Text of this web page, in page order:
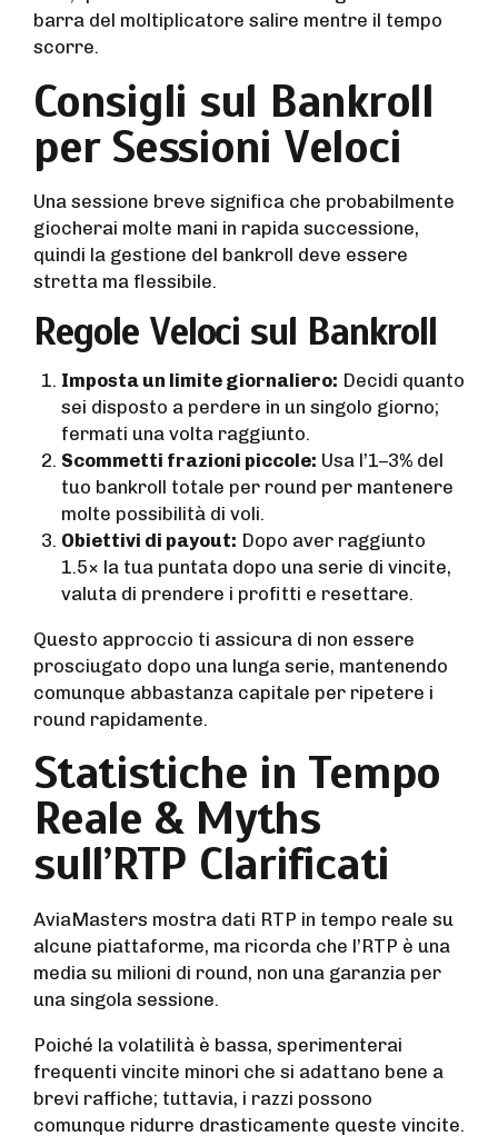
barra del moltiplicatore salire mentre il tempo
scorre.
Consigli sul Bankroll
per Sessioni Veloci
Una sessione breve significa che probabilmente
giocherai molte mani in rapida successione,
quindi la gestione del bankroll deve essere
stretta ma flessibile.
Regole Veloci sul Bankroll
Imposta un limite giornaliero: Decidi quanto
sei disposto a perdere in un singolo giorno;
fermati una volta raggiunto.
Scommetti frazioni piccole: Usa l’1–3% del
tuo bankroll totale per round per mantenere
molte possibilità di voli.
Obiettivi di payout: Dopo aver raggiunto
1.5× la tua puntata dopo una serie di vincite,
valuta di prendere i profitti e resettare.
Questo approccio ti assicura di non essere
prosciugato dopo una lunga serie, mantenendo
comunque abbastanza capitale per ripetere i
round rapidamente.
Statistiche in Tempo
Reale & Myths
sull’RTP Clarificati
AviaMasters mostra dati RTP in tempo reale su
alcune piattaforme, ma ricorda che l’RTP è una
media su milioni di round, non una garanzia per
una singola sessione.
Poiché la volatilità è bassa, sperimenterai
frequenti vincite minori che si adattano bene a
brevi raffiche; tuttavia, i razzi possono
comunque ridurre drasticamente queste vincite.